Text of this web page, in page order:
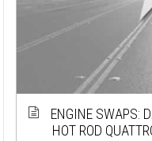
ENGINE SWAPS:
HOT ROD